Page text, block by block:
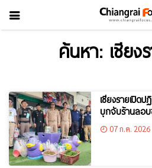
ค้นหา: เชียง
เชียงรายเปิดป
บุกจับร้านลอบ
ให้เยาวชน เ
07 ก.ค. 2026